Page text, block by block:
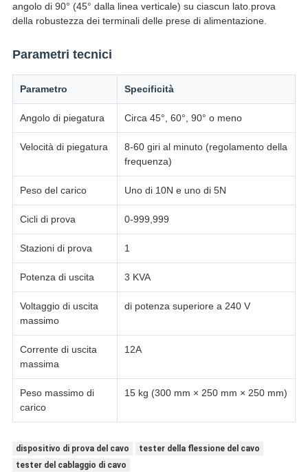
angolo di 90° (45° dalla linea verticale) su ciascun lato.prova
della robustezza dei terminali delle prese di alimentazione.
Parametri tecnici
Parametro Specificità
Angolo di piegatura Circa 45°, 60°, 90° o meno
Velocità di piegatura
8-60 giri al minuto (regolamento della
frequenza)
Peso del carico Uno di 10N e uno di 5N
Cicli di prova 0-999,999
Stazioni di prova 1
Potenza di uscita 3 KVA
Voltaggio di uscita
massimo
di potenza superiore a 240 V
Corrente di uscita
massima
12A
Peso massimo di
carico
15 kg (300 mm × 250 mm × 250 mm)
dispositivo di prova del cavo
tester della flessione del cavo
tester del cablaggio di cavo